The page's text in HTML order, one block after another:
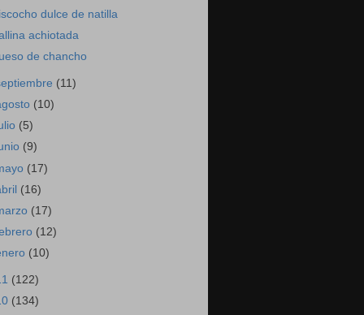
dulce de natilla
achiotada
de chancho
(11)
(10)
(5)
(9)
(17)
(16)
(17)
(12)
(10)
(122)
(134)